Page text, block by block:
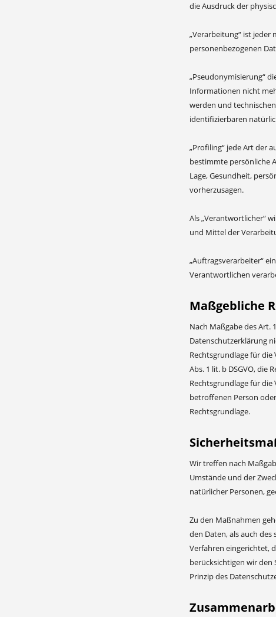
die Ausdruck der
„Verarbeitung“ ist
personenbezogenen
„Pseudonymisierung“
Informationen nicht
werden und
identifizierbaren
„Profiling“ jede Art der
bestimmte persönliche
Lage, Gesundheit,
vorherzusagen.
Als „Verantwortlicher“
und Mittel der
„Auftragsverarbeiter“
Verantwortlichen
Maßgebliche
Nach Maßgabe des Art.
Datenschutzerklärung
Rechtsgrundlage für
Abs. 1 lit. b DSGVO, die
Rechtsgrundlage für die
betroffenen Person
Rechtsgrundlage.
Wir treffen nach
Umstände und der
natürlicher Personen,
Zu den Maßnahmen
den Daten, als auch
Verfahren eingerichtet,
berücksichtigen wir den
Prinzip des